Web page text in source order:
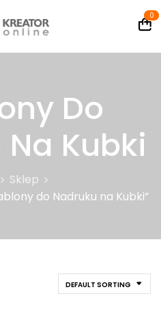
0
Do
Kubki
Sklep
do Nadruku na Kubki”
DEFAULT SORTING